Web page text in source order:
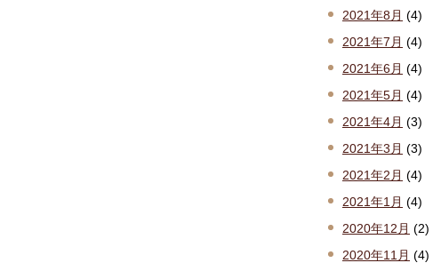
2021年8月 (4)
2021年7月 (4)
2021年6月 (4)
2021年5月 (4)
2021年4月 (3)
2021年3月 (3)
2021年2月 (4)
2021年1月 (4)
2020年12月 (2)
2020年11月 (4)